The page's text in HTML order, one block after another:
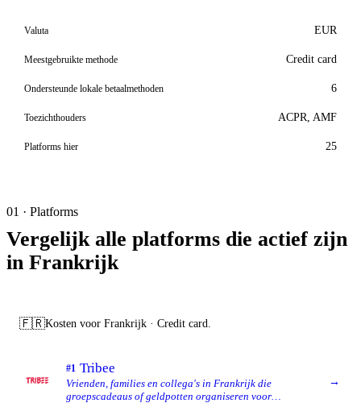
Valuta EUR
Meestgebruikte methode Credit card
Ondersteunde lokale betaalmethoden 6
Toezichthouders ACPR, AMF
Platforms hier 25
01 · Platforms
Vergelijk alle platforms die actief zijn
in Frankrijk
🇫🇷Kosten voor Frankrijk · Credit card.
#1 Tribee
Vrienden, families en collega's in Frankrijk die
groepscadeaus of geldpotten organiseren voor
→